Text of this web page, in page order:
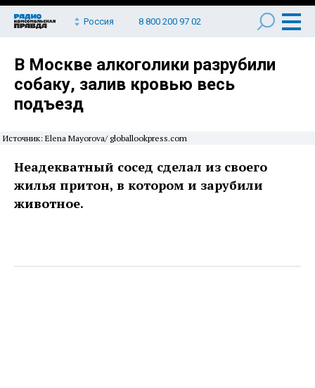
Россия 8 800 200 97 02
В Москве алкоголики разрубили
собаку, залив кровью весь
подъезд
Источник: Elena Mayorova/ globallookpress.com
Неадекватный сосед сделал из своего
жилья притон, в котором и зарубили
животное.